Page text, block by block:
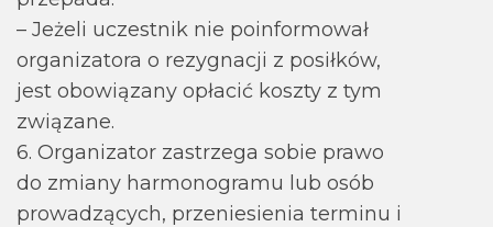
– Jeżeli uczestnik nie poinformował
organizatora o rezygnacji z posiłków,
jest obowiązany opłacić koszty z tym
związane.
6. Organizator zastrzega sobie prawo
do zmiany harmonogramu lub osób
prowadzących, przeniesienia terminu i